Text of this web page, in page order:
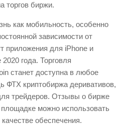
торгов биржи.
как мобильность, особенно
зависимости от
приложения для iPhone и
года. Торговля
станет доступна в любое
ФТХ криптобиржа деривативов,
трейдеров. Отзывы о бирже
можно использовать
обеспечения.